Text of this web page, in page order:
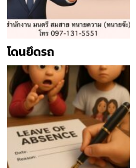
โดนยึดรถ